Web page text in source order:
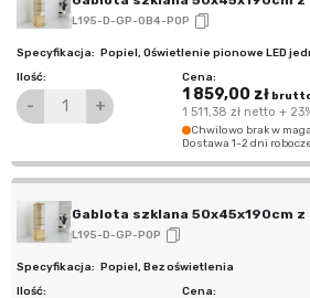
L195-D-GP-OB4-POP
Popiel, Oświetlenie pionowe LED
- +
1 859,00 zł
1 511,38 złnetto +
Chwilowo brak w
Dostawa 1-2 dni
Gablota szklana 50x45x190cm z
L195-D-GP-POP
Popiel, Bez oświetlenia